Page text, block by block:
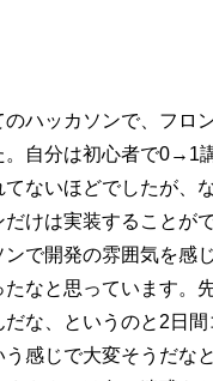
ハッカソンで、フロ
。自分は初心者で0→1
てないほどでしたが、
けは実装することが
ンで開発の雰囲気を感
たなと思っています。
だな、というのと2日間
う感じで大変そうだな